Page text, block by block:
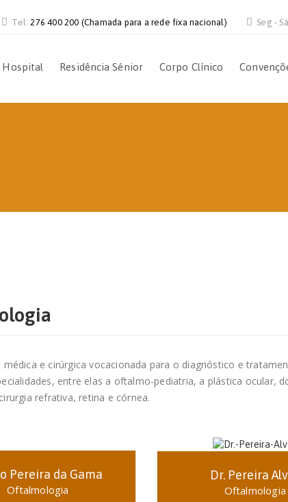
Tel:276 400 200 (Chamada para a rede fixa nacional) Seg -
Hospital Residência Sénior Corpo Clínico
médica e cirúrgica vocacionada para o diagnóstico e
entre elas a oftalmo-pediatria, a plástica ocular,
refrativa, retina e córnea.
Pereira da Gama
Oftalmologia
Dr. Pereira
Oftalmologia